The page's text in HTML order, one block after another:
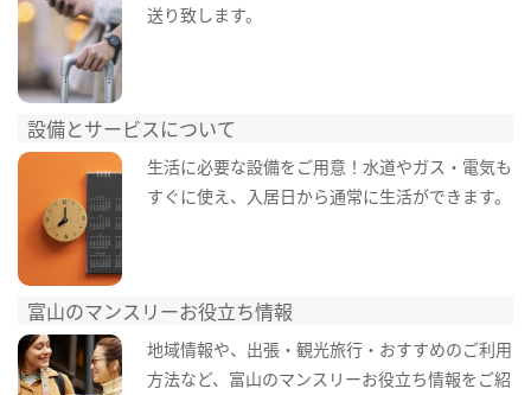
送り致します。
設備とサービスについて
生活に必要な設備をご用意！水道やガス・電気も
すぐに使え、入居日から通常に生活ができます。
富山のマンスリーお役立ち情報
地域情報や、出張・観光旅行・おすすめのご利用
方法など、富山のマンスリーお役立ち情報をご紹